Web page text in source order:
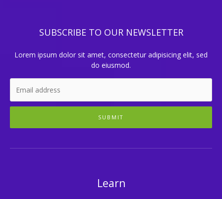
SUBSCRIBE TO OUR NEWSLETTER
Lorem ipsum dolor sit amet, consectetur adipisicing elit, sed
do eiusmod.
SUBMIT
Learn